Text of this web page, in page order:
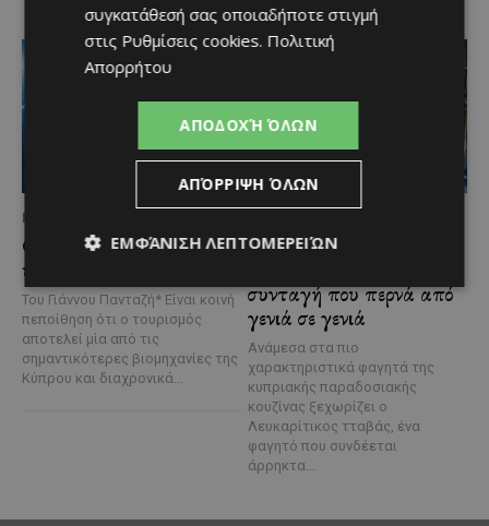
ΜΈΝΟΥΜΕ ΕΝΗΜΕΡΩΜΈΝΟΙ
Ο τουρισμός ως εθνική
υπόθεση
Του Γιάννου Πανταζή* Είναι κοινή
πεποίθηση ότι ο τουρισμός
αποτελεί μία από τις
σημαντικότερες βιομηχανίες της
Κύπρου και διαχρονικά...
Ο Λευκαρίτικος τταβάς:
συνταγή που περνά από
γενιά σε γενιά
Ανάμεσα στα πιο
χαρακτηριστικά φαγητά της
κυπριακής παραδοσιακής
κουζίνας ξεχωρίζει ο
Λευκαρίτικος τταβάς, ένα
φαγητό που συνδέεται
άρρηκτα...
συγκατάθεσή σας οποιαδήποτε στιγμή
στις Ρυθμίσεις cookies. Πολιτική
Απορρήτου
ΑΠΟΔΟΧΉ ΌΛΩΝ
ΑΠΌΡΡΙΨΗ ΌΛΩΝ
ΕΜΦΆΝΙΣΗ ΛΕΠΤΟΜΕΡΕΙΏΝ